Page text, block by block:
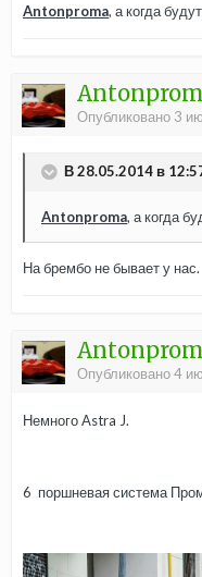
Antonproma, а когда
Опубликовано 3
В 28.05.2014 в
Antonproma, а когда
На брембо не бывает у нас.
Опубликовано4
Немного Astra J.
6 поршневая система